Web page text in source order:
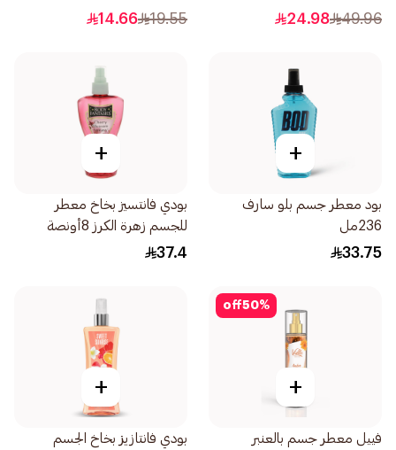
49.96
24.98
19.55
14.66
+
بود معطر جسم بلو سارف
236مل
33.75
+
بودي فانتسيز بخاخ معطر
للجسم زهرة الكرز 8أونصة
37.4
50%
off
+
فييل معطر جسم بالعنبر
+
بودي فانتازيز بخاخ الجسم